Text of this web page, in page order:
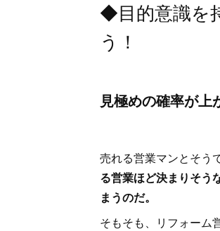
◆目的意識を
う！
見極めの確率が上
売れる営業マンとそう
る営業ほど決まりそう
まうのだ。
そもそも、リフォーム